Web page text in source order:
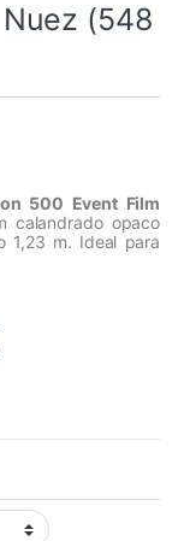
(548
500 Event Film
calandrado opaco
1,23 m. Ideal para